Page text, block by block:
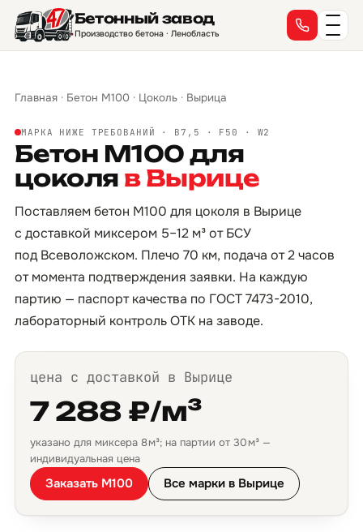
Бетонный завод
Производство бетона · Ленобласть
Главная · Бетон М100 · Цоколь · Вырица
МАРКА НИЖЕ ТРЕБОВАНИЙ · B7,5 · F50 · W2
Бетон М100 для
цоколя в Вырице
Поставляем бетон М100 для цоколя в Вырице
с доставкой миксером 5–12 м³ от БСУ
под Всеволожском. Плечо 70 км, подача от 2 часов
от момента подтверждения заявки. На каждую
партию — паспорт качества по ГОСТ 7473-2010,
лабораторный контроль ОТК на заводе.
цена с доставкой в Вырице
7 288 ₽/м³
указано для миксера 8 м³; на партии от 30 м³ —
индивидуальная цена
Заказать М100 Все марки в Вырице